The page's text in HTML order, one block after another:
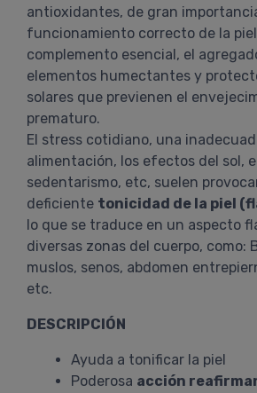
antioxidantes, de gran
funcionamiento correcto de la
complemento esencial, el
elementos humectantes y
solares que previenen el
prematuro.
El stress cotidiano, una
alimentación, los efectos del sol,
sedentarismo, etc, suelen
deficiente tonicidad de la piel
lo que se traduce en un aspecto
diversas zonas del cuerpo, como:
muslos, senos, abdomen
etc.
DESCRIPCIÓN
Ayuda a tonificar la piel
Poderosa acción